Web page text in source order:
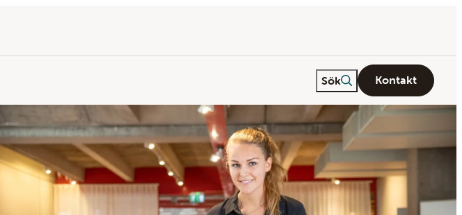
Sök
Fritextsök Kontakt